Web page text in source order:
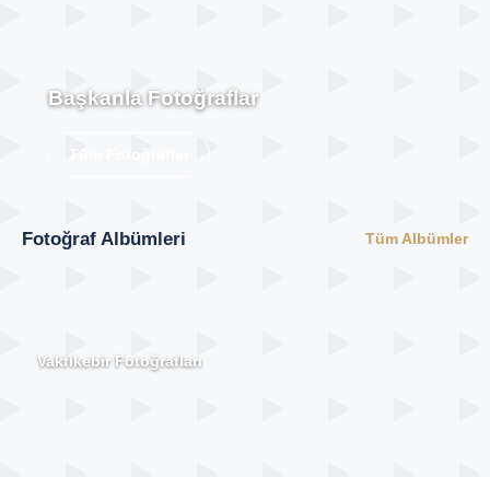
Başkanla Fotoğraflar
Fotoğraf Albümleri Tüm Albümler
Vakfıkebir Fotoğrafları